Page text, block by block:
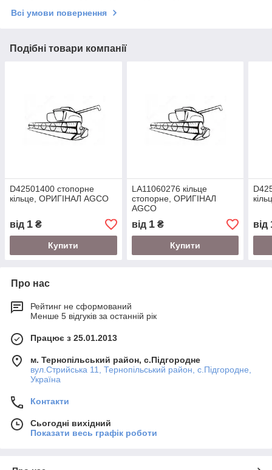
Всі умови повернення
Подібні товари компанії
D42501400 стопорне
кільце, ОРИГІНАЛ AGCO
від 1 ₴
Купити
LA11060276 кільце
стопорне, ОРИГІНАЛ
AGCO
від 1₴
Купити
від
Про нас
Рейтинг не сформований
Менше 5 відгуків за останній рік
Працює з 25.01.2013
м. Тернопільський район, с.Підгородне
вул.Стрийська 11, Тернопільський район, с.Підгородне,
Україна
Контакти
Сьогодні вихідний
Показати весь графік роботи